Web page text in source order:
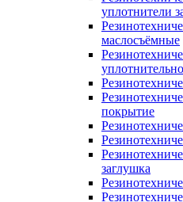
уплотнители
маслосъёмные
покрытие
заглушка